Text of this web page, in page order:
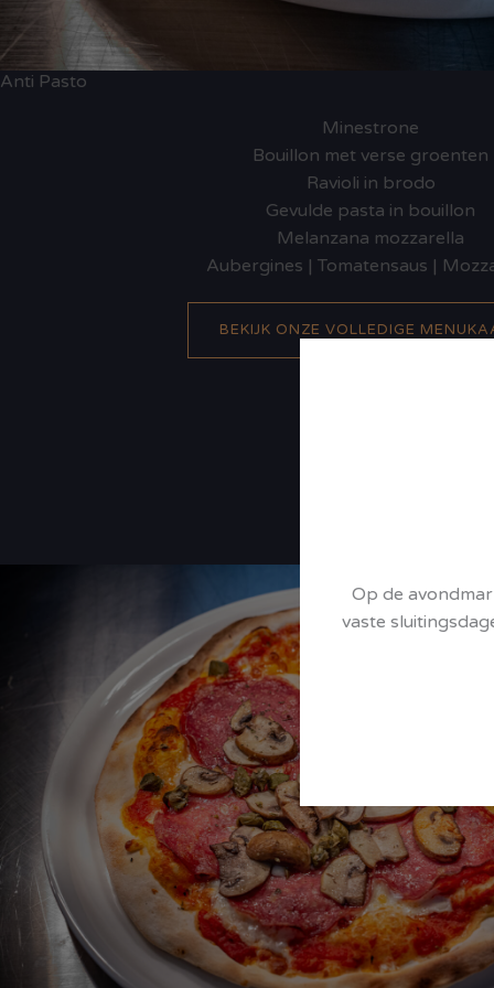
Anti Pasto
Minestrone
Bouillon met verse groenten
Ravioli in brodo
Gevulde pasta in bouillon
Melanzana mozzarella
Aubergines | Tomatensaus |
BEKIJK ONZE VOLLEDIGE
Op de
vaste